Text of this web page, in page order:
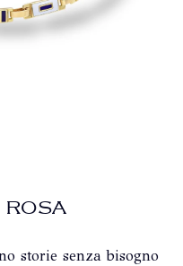
storie senza bisogno